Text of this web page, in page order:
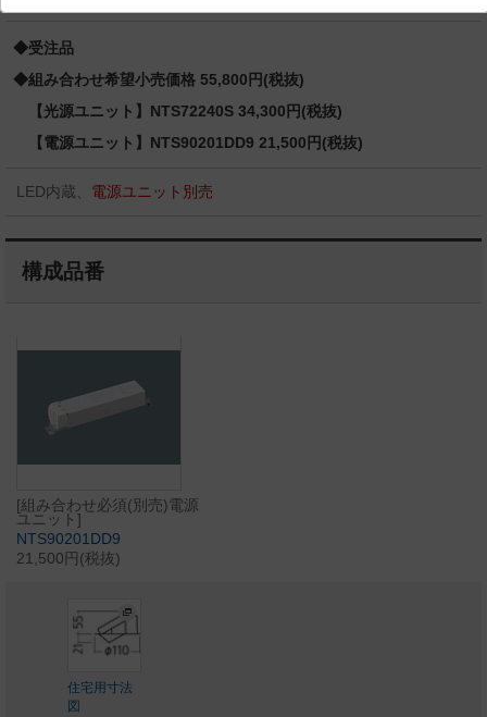
◆受注品
◆組み合わせ希望小売価格 55,800円(税抜)
【光源ユニット】NTS72240S 34,300円(税抜)
【電源ユニット】NTS90201DD9 21,500円(税抜)
LED内蔵、 電源ユニット別売
構成品番
[組み合わせ必須(別売)電源
ユニット]
NTS90201DD9
21,500円(税抜)
住宅用寸法
図